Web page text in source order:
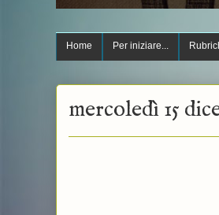
Home Per iniziare...
mercoledì 15